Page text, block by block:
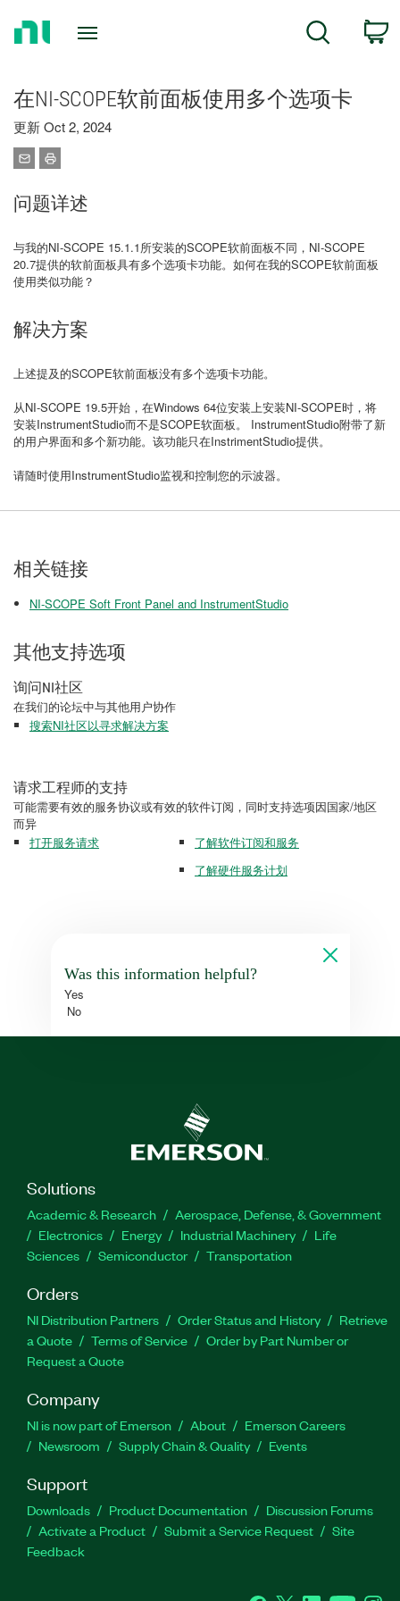
Search
在NI-SCOPE软前面板使用多个选项卡
更新 Oct 2, 2024
问题详述
与我的NI-SCOPE 15.1.1所安装的SCOPE软前面板不同，NI-SCOPE
20.7提供的软前面板具有多个选项卡功能。如何在我的SCOPE软前面板
使用类似功能？
解决方案
上述提及的SCOPE软前面板没有多个选项卡功能。
从NI-SCOPE 19.5开始，在Windows 64位安装上安装NI-SCOPE时，将
安装InstrumentStudio而不是SCOPE软面板。 InstrumentStudio附带了新
的用户界面和多个新功能。该功能只在InstrimentStudio提供。
请随时使用InstrumentStudio监视和控制您的示波器。
相关链接
NI-SCOPE Soft Front Panel and InstrumentStudio
其他支持选项
询问NI社区
在我们的论坛中与其他用户协作
搜索NI社区以寻求解决方案
请求工程师的支持
可能需要有效的服务协议或有效的软件订阅，同时支持选项因国家/地区
而异
打开服务请求
了解软件订阅和服务
了解硬件服务计划
Was this information helpful?
Yes
No
Solutions
Academic & Research
Aerospace, Defense, & Government
Electronics
Energy Industrial Machinery
Life
Sciences
Semiconductor Transportation
Orders
NI Distribution Partners Order Status and History
Retrieve
a Quote
Terms of Service
Order by Part Number or
Request a Quote
Company
NI is now part of Emerson About
Emerson Careers
Newsroom
Supply Chain & Quality Events
Support
Downloads Product Documentation
Discussion Forums
Activate a Product
Submit a Service Request
Site
Feedback